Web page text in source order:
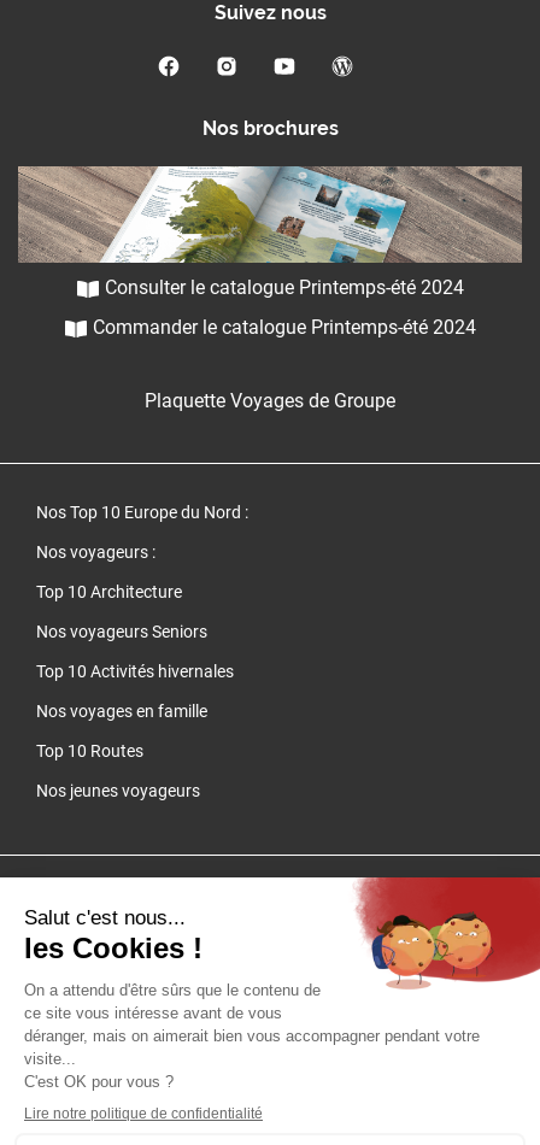
Suivez nous
Nos brochures
Consulter le catalogue Printemps-été 2024
Commander le catalogue Printemps-été 2024
Plaquette Voyages de Groupe
Nos Top 10 Europe du Nord :
Nos voyageurs :
Top 10 Architecture
Nos voyageurs Seniors
Top 10 Activités hivernales
Nos voyages en famille
Top 10 Routes
Nos jeunes voyageurs
Cliquez-ici pour modifier vos préférences en matière de cookies